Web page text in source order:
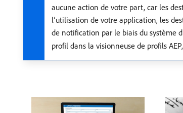
aucune action de votre part, car les
l’utilisation de votre application, les
de notification par le biais du système
profil dans la visionneuse de profils